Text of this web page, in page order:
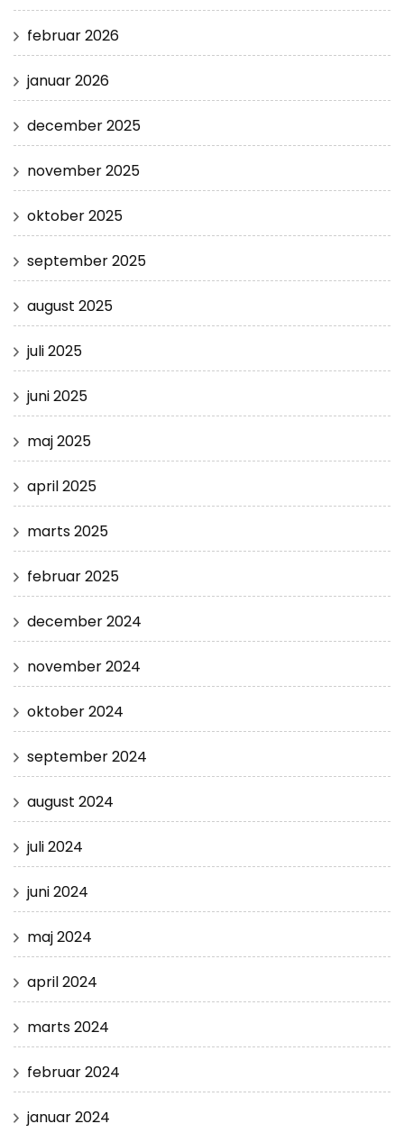
februar 2026
januar 2026
december 2025
november 2025
oktober 2025
september 2025
august 2025
juli 2025
juni 2025
maj 2025
april 2025
marts 2025
februar 2025
december 2024
november 2024
oktober 2024
september 2024
august 2024
juli 2024
juni 2024
maj 2024
april 2024
marts 2024
februar 2024
januar 2024